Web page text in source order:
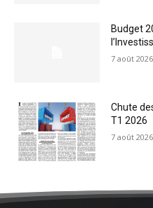
Budget
7 août 2026
Chute
T1 2026
7 août 2026